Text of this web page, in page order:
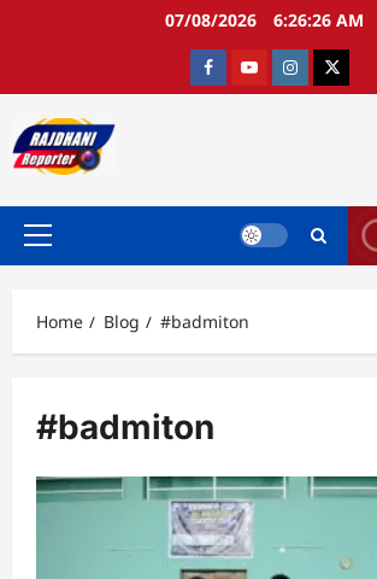
07/08/2026 6:26:27 AM
FacebookYoutubeInstagramtwitter
Primary
Home Blog #badmiton
#badmiton